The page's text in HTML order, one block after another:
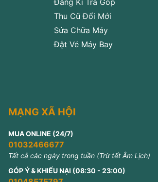
Thu Cũ Đổi Mới
Sửa Chữa Máy
Đặt Vé Máy Bay
MẠNG XÃ HỘI
MUA ONLINE (24/7)
01032466677
Tất cả các ngày trong tuần (Trừ tết Âm Lịch)
GÓP Ý & KHIẾU NẠI (08:30 - 23:00)